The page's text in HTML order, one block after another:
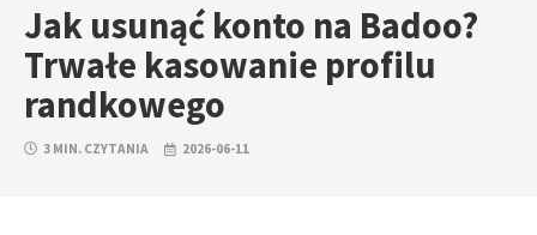
Jak usunąć konto na Badoo?
Trwałe kasowanie profilu
randkowego
3 MIN. CZYTANIA 2026-06-11